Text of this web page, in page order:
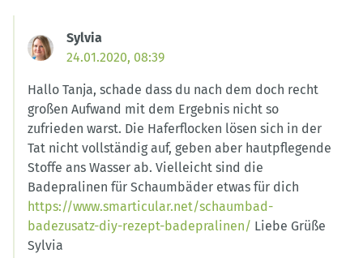
Sylvia
24.01.2020, 08:39
Hallo Tanja, schade dass du nach dem doch recht
großen Aufwand mit dem Ergebnis nicht so
zufrieden warst. Die Haferflocken lösen sich in der
Tat nicht vollständig auf, geben aber hautpflegende
Stoffe ans Wasser ab. Vielleicht sind die
Badepralinen für Schaumbäder etwas für dich
https://www.smarticular.net/schaumbad-
badezusatz-diy-rezept-badepralinen/ Liebe Grüße
Sylvia